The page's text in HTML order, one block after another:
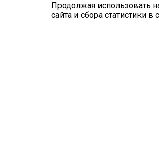
Продолжая использовать
сайта и сбора статистики в